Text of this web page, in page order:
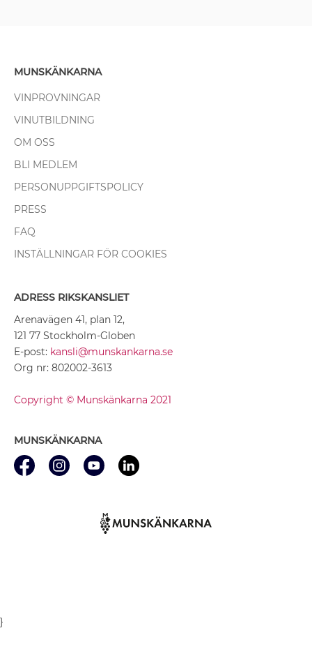
MUNSKÄNKARNA
VINPROVNINGAR
VINUTBILDNING
OM OSS
BLI MEDLEM
PERSONUPPGIFTSPOLICY
PRESS
FAQ
INSTÄLLNINGAR FÖR COOKIES
ADRESS RIKSKANSLIET
Arenavägen 41, plan 12,
121 77 Stockholm-Globen
E-post: kansli@munskankarna.se
Org nr: 802002-3613
Copyright © Munskänkarna 2021
MUNSKÄNKARNA
}